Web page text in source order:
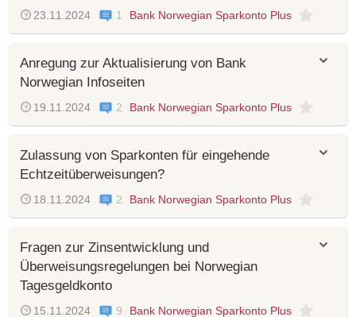
23.11.2024 1 Bank Norwegian Sparkonto Plus
Anregung zur Aktualisierung von Bank
Norwegian Infoseiten
19.11.2024 2 Bank Norwegian Sparkonto Plus
Zulassung von Sparkonten für eingehende
Echtzeitüberweisungen?
18.11.2024 2 Bank Norwegian Sparkonto Plus
Fragen zur Zinsentwicklung und
Überweisungsregelungen bei Norwegian
Tagesgeldkonto
15.11.2024 9 Bank Norwegian Sparkonto Plus